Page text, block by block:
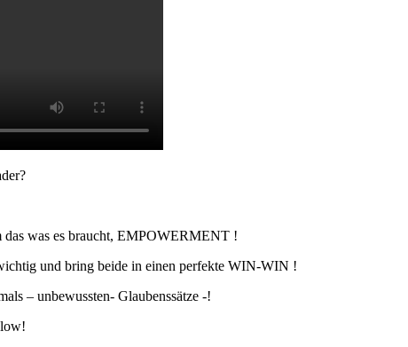
das was es braucht, EMPOWERMENT !
und bring beide in einen perfekte WIN-WIN !
– unbewussten- Glaubenssätze -!